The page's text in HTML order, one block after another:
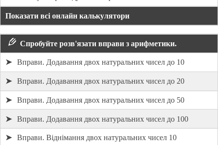
Показати всі онлайн калькулятори
Спробуйте розв'язати вправи з арифметики.
➤ Вправи. Додавання двох натуральних чисел до 10
➤ Вправи. Додавання двох натуральних чисел до 20
➤ Вправи. Додавання двох натуральних чисел до 50
➤ Вправи. Додавання двох натуральних чисел до 100
➤ Вправи. Віднімання двох натуральних чисел 10